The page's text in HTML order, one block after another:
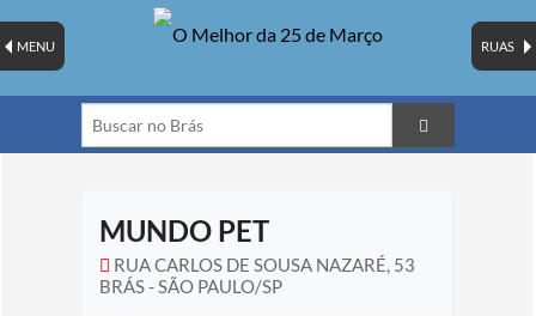
RUAS
MENU
MUNDO PET
RUA CARLOS DE SOUSA NAZARÉ, 53
BRÁS - SÃO PAULO/SP